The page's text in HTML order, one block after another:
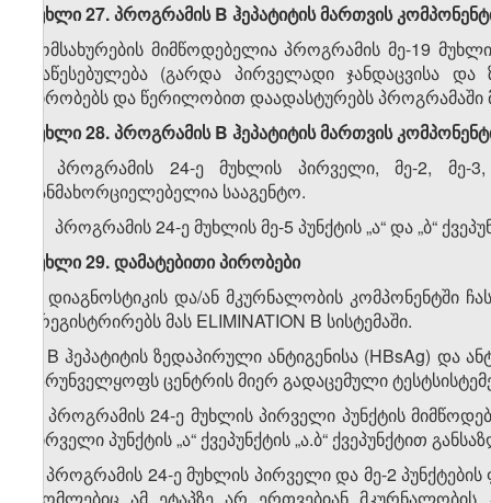
მუხლი 27. პროგრამის B ჰეპატიტის მართვის
მომსახურების მიმწოდებელია პროგრამის მე-19
დაწესებულება (გარდა პირველადი ჯანდაცვისა და
პირობებს და წერილობით დაადასტურებს
მუხლი 28. პროგრამის B ჰეპატიტის მართვის
1. პროგრამის 24-ე მუხლის პირველი, მე-2, მე-
განმახორციელებელია სააგენტო.
2. პროგრამის 24-ე მუხლის მე-5 პუნქტის „ა“ და „ბ“
მუხლი 29. დამატებითი პირობები
1. დიაგნოსტიკის და/ან მკურნალობის კომპონენტში
არეგისტრირებს მას ELIMINATION B სისტემაში.
2. B ჰეპატიტის ზედაპირული ანტიგენისა (HBsAg) და
უზრუნველყოფს ცენტრის მიერ გადაცემული
3. პროგრამის 24-ე მუხლის პირველი პუნქტის
პირველი პუნქტის „ა“ ქვეპუნქტის „ა.ბ“ ქვეპუნქტით
4. პროგრამის 24-ე მუხლის პირველი და მე-2